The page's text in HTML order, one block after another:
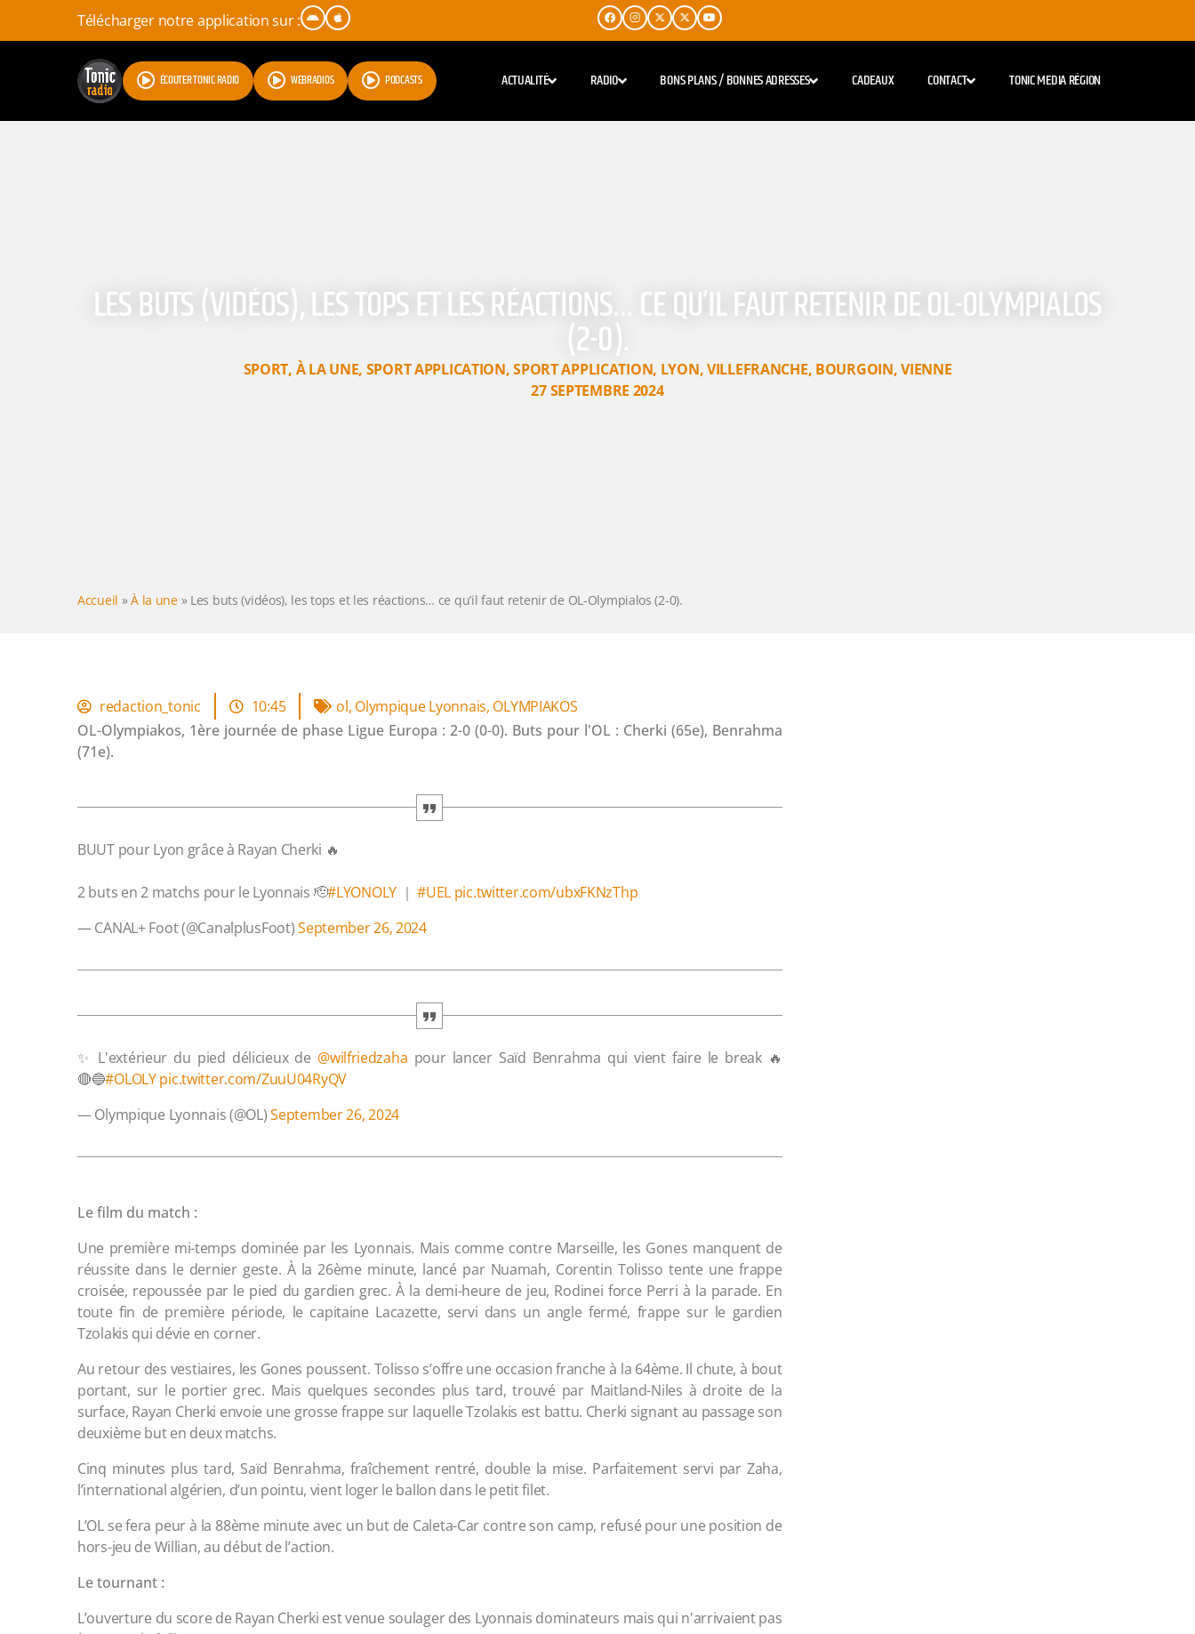
Télécharger notre application sur :
ÉCOUTER TONIC RADIO WEBRADIOS PODCASTS ACTUALITÉ RADIO BONS PLANS / BONNES ADRESSES CADEAUX CONTACT TONIC MEDIA RÉGION
LES BUTS (VIDÉOS), LES TOPS ET LES RÉACTIONS… CE QU’IL FAUT RETENIR DE OL-OLYMPIALOS
(2-0).
SPORT, À LA UNE, SPORT APPLICATION,SPORT APPLICATION, LYON,VILLEFRANCHE, BOURGOIN,VIENNE
27 SEPTEMBRE 2024
Accueil »À la une» Les buts (vidéos), les tops et les réactions… ce qu’il faut retenir de OL-Olympialos (2-0).
redaction_tonic 10:45 ol, Olympique Lyonnais, OLYMPIAKOS
OL-Olympiakos, 1ère journée de phase Ligue Europa : 2-0 (0-0). Buts pour l'OL : Cherki (65e), Benrahma
(71e).
BUUT pour Lyon grâce à Rayan Cherki 🔥
2 buts en 2 matchs pour le Lyonnais 🫡#LYONOLY ｜#UEL pic.twitter.com/ubxFKNzThp
— CANAL+ Foot (@CanalplusFoot)September 26, 2024
✨ L'extérieur du pied délicieux de @wilfriedzaha pour lancer Saïd Benrahma qui vient faire le break 🔥
🔴🔵#OLOLYpic.twitter.com/ZuuU04RyQV
— Olympique Lyonnais (@OL)September 26, 2024
Le film du match :
Une première mi-temps dominée par les Lyonnais. Mais comme contre Marseille, les Gones manquent de
réussite dans le dernier geste. À la 26ème minute, lancé par Nuamah, Corentin Tolisso tente une frappe
croisée, repoussée par le pied du gardien grec. À la demi-heure de jeu, Rodinei force Perri à la parade. En
toute fin de première période, le capitaine Lacazette, servi dans un angle fermé, frappe sur le gardien
Tzolakis qui dévie en corner.
Au retour des vestiaires, les Gones poussent. Tolisso s’offre une occasion franche à la 64ème. Il chute, à bout
portant, sur le portier grec. Mais quelques secondes plus tard, trouvé par Maitland-Niles à droite de la
surface, Rayan Cherki envoie une grosse frappe sur laquelle Tzolakis est battu. Cherki signant au passage son
deuxième but en deux matchs.
Cinq minutes plus tard, Saïd Benrahma, fraîchement rentré, double la mise. Parfaitement servi par Zaha,
l’international algérien, d’un pointu, vient loger le ballon dans le petit filet.
L’OL se fera peur à la 88ème minute avec un but de Caleta-Car contre son camp, refusé pour une position de
hors-jeu de Willian, au début de l’action.
Le tournant :
L’ouverture du score de Rayan Cherki est venue soulager des Lyonnais dominateurs mais qui n'arrivaient pas